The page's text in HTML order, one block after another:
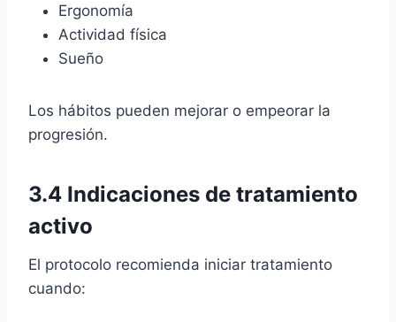
Ergonomía
Actividad física
Sueño
Los hábitos pueden mejorar o empeorar la
progresión.
3.4 Indicaciones de tratamiento
activo
El protocolo recomienda iniciar tratamiento
cuando: